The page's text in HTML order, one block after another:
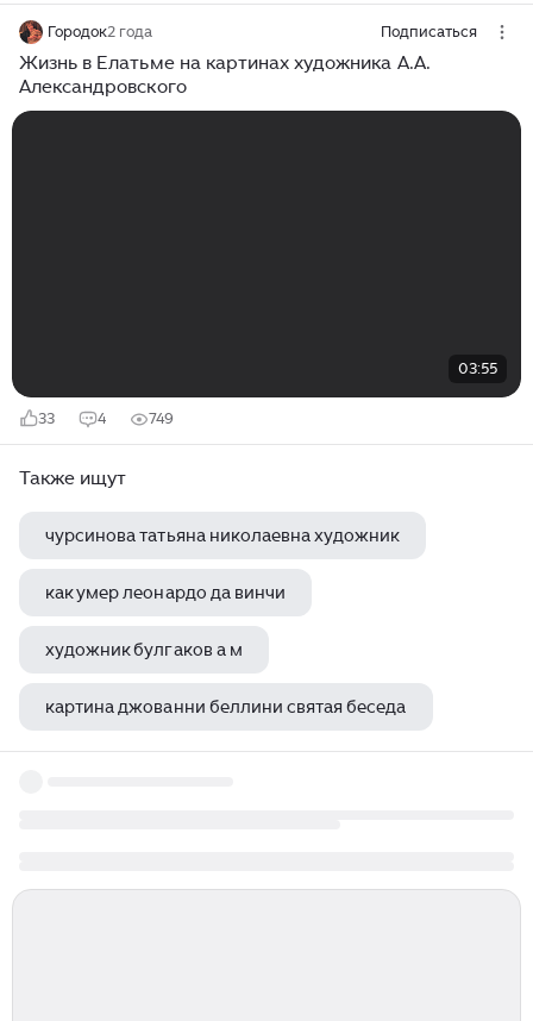
Городок2 года Подписаться
Жизнь в Елатьме на картинах художника А.А.
Александровского
03:55
33 4 749
Также ищут
чурсинова татьяна николаевна художник
как умер леонардо да винчи
художник булгаков а м
картина джованни беллини святая беседа